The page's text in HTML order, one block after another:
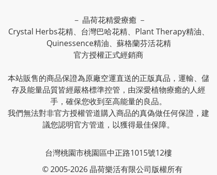
－ 晶荷花精愛療癒 －
Crystal Herbs花精、台灣巴哈花精、Plant Therapy精油、
Quinessence精油、蘇格蘭芬活花精
官方授權正式經銷商
本站販售的商品保證為原廠空運直送的正版真品，運輸、儲
存及能量品質皆經嚴格標準控管，由深愛植物療癒的人經
手，確保您收到至高能量的良品。
我們無法對非官方授權管道購入商品的真偽做任何保證，建
議您認明官方管道，以獲得最佳保障。
台灣桃園市桃園區中正路1015號12樓
© 2005-2026 晶荷樂活有限公司版權所有